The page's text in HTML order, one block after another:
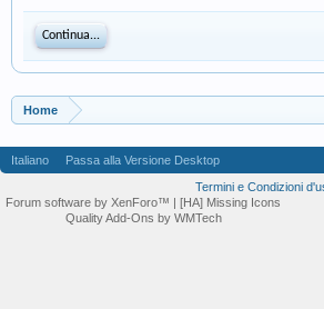
Continua...
Home
Italiano Passa alla Versione Desktop
Termini e Condizioni
Forum software by XenForo™ | [HA] Missing Icons
Quality Add-Ons by WMTech